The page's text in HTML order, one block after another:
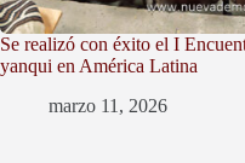
Se realizó con éxito el I
yanqui en América Latina
marzo 11, 2026